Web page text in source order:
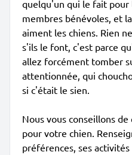
quelqu'un qui le fait
membres bénévoles, et
aiment les chiens. Rien
s'ils le font, c'est parce
allez forcément tomber
attentionnée, qui
si c'était le sien.
Nous vous conseillons
pour votre chien.
préférences, ses